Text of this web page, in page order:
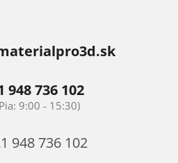
948 736 102
948 736 102